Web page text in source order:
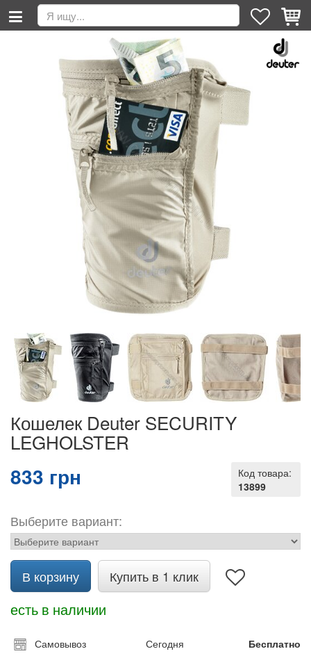
Кошелек Deuter SECURITY
LEGHOLSTER
Код товара:
13899
833 грн
Выберите вариант:
В корзину Купить в 1 клик
есть в наличии
Самовывоз Сегодня Бесплатно